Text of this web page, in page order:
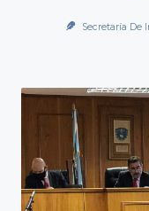
Secretaría De